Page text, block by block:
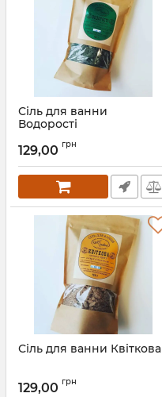
Сіль для ванни
Водорості
129,00 грн
Сіль для ванни Квіткова
129,00 грн